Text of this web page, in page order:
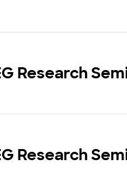
Research
Research